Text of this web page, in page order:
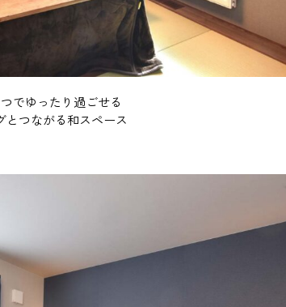
でゆったり過ごせる
とつながる和スペース